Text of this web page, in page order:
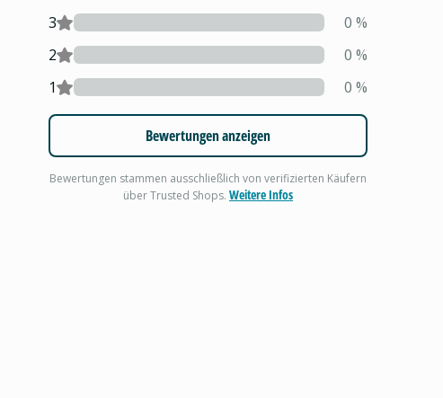
3
0 %
2
0 %
1
0 %
Bewertungen anzeigen
Bewertungen stammen ausschließlich von verifizierten Käufern
über Trusted Shops.Weitere Infos